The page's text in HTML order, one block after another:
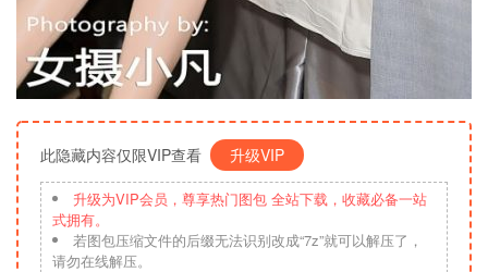
此隐藏内容仅限VIP查看 升级VIP
升级为VIP会员，尊享热门图包 全站下载，收藏必备一站
式拥有。
若图包压缩文件的后缀无法识别改成“7z”就可以解压了，
请勿在线解压。